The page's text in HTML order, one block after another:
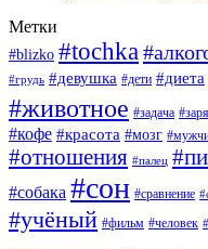
Метки
#blizko #tochka
#грудь #девушка #дети #диета
#животное #задача
#кофе #красота #мозг
#отношения #палец
#собака #сон #сравнение
#учёный #фильм #человек